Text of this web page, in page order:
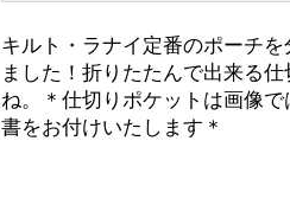
キルト・ラナイ定番のポーチ
ました！折りたたんで出来る
ね。＊仕切りポケットは画像
書をお付けいたします＊